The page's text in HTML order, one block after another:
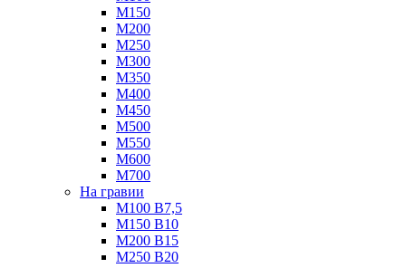
М150
М200
М250
М300
М350
М400
М450
М500
М550
М600
М700
На гравии
М100 B7,5
М150 B10
М200 B15
М250 B20